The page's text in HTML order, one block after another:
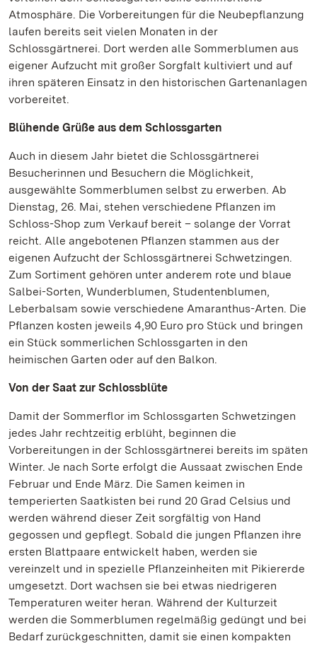
Atmosphäre. Die Vorbereitungen für die Neubepflanzung
laufen bereits seit vielen Monaten in der
Schlossgärtnerei. Dort werden alle Sommerblumen aus
eigener Aufzucht mit großer Sorgfalt kultiviert und auf
ihren späteren Einsatz in den historischen Gartenanlagen
vorbereitet.
Blühende Grüße aus dem Schlossgarten
Auch in diesem Jahr bietet die Schlossgärtnerei
Besucherinnen und Besuchern die Möglichkeit,
ausgewählte Sommerblumen selbst zu erwerben. Ab
Dienstag, 26. Mai, stehen verschiedene Pflanzen im
Schloss-Shop zum Verkauf bereit – solange der Vorrat
reicht. Alle angebotenen Pflanzen stammen aus der
eigenen Aufzucht der Schlossgärtnerei Schwetzingen.
Zum Sortiment gehören unter anderem rote und blaue
Salbei-Sorten, Wunderblumen, Studentenblumen,
Leberbalsam sowie verschiedene Amaranthus-Arten. Die
Pflanzen kosten jeweils 4,90 Euro pro Stück und bringen
ein Stück sommerlichen Schlossgarten in den
heimischen Garten oder auf den Balkon.
Von der Saat zur Schlossblüte
Damit der Sommerflor im Schlossgarten Schwetzingen
jedes Jahr rechtzeitig erblüht, beginnen die
Vorbereitungen in der Schlossgärtnerei bereits im späten
Winter. Je nach Sorte erfolgt die Aussaat zwischen Ende
Februar und Ende März. Die Samen keimen in
temperierten Saatkisten bei rund 20 Grad Celsius und
werden während dieser Zeit sorgfältig von Hand
gegossen und gepflegt. Sobald die jungen Pflanzen ihre
ersten Blattpaare entwickelt haben, werden sie
vereinzelt und in spezielle Pflanzeinheiten mit Pikiererde
umgesetzt. Dort wachsen sie bei etwas niedrigeren
Temperaturen weiter heran. Während der Kulturzeit
werden die Sommerblumen regelmäßig gedüngt und bei
Bedarf zurückgeschnitten, damit sie einen kompakten